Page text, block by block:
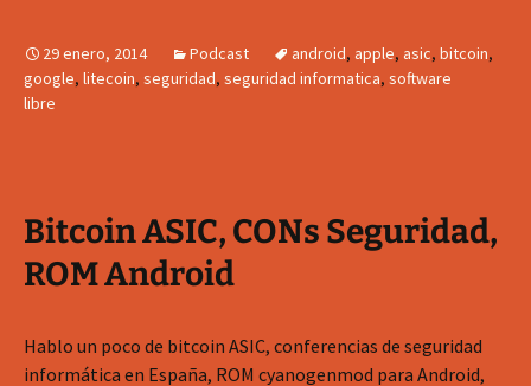
29 enero, 2014 Podcast android, apple, asic, bitcoin,
google, litecoin, seguridad, seguridad informatica, software
libre
Bitcoin ASIC, CONs Seguridad,
ROM Android
Hablo un poco de bitcoin ASIC, conferencias de seguridad
informática en España, ROM cyanogenmod para Android,